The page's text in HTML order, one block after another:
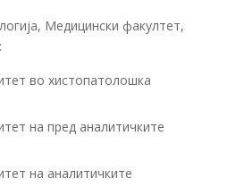
Медицински факултет,
во хистопатолошка
на пред аналитичките
на аналитичките